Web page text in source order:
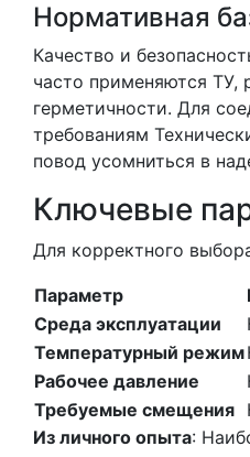
Нормативная
Качество и
часто применяются ТУ,
герметичности. Для
требованиям
повод усомниться в
Ключевые
Для корректного
Параметр
Среда эксплуатации
Температурный режим
Рабочее давление
Требуемые смещения
Из личного опыта: